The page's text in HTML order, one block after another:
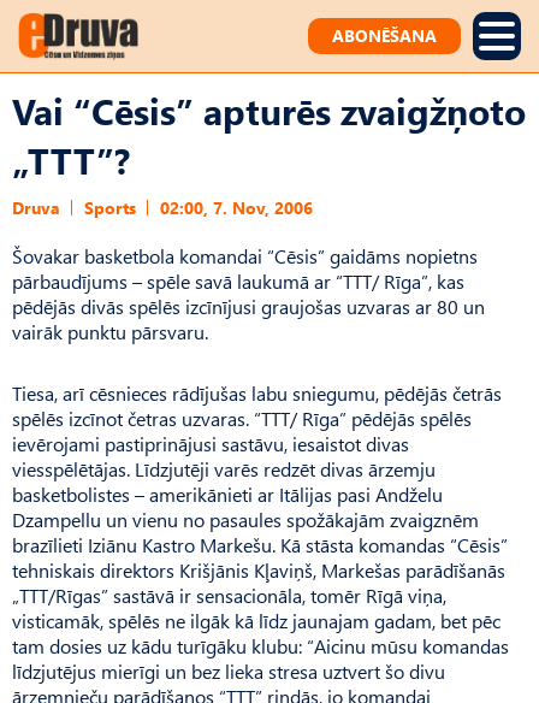
ABONĒŠANA
Vai “Cēsis” apturēs zvaigžņoto
„TTT”?
Druva Sports 02:00, 7. Nov, 2006
Šovakar basketbola komandai “Cēsis” gaidāms nopietns
pārbaudījums – spēle savā laukumā ar “TTT/ Rīga”, kas
pēdējās divās spēlēs izcīnījusi graujošas uzvaras ar 80 un
vairāk punktu pārsvaru.
Tiesa, arī cēsnieces rādījušas labu sniegumu, pēdējās četrās
spēlēs izcīnot četras uzvaras. “TTT/ Rīga” pēdējās spēlēs
ievērojami pastiprinājusi sastāvu, iesaistot divas
viesspēlētājas. Līdzjutēji varēs redzēt divas ārzemju
basketbolistes – amerikānieti ar Itālijas pasi Andželu
Dzampellu un vienu no pasaules spožākajām zvaigznēm
brazīlieti Iziānu Kastro Markešu. Kā stāsta komandas “Cēsis”
tehniskais direktors Krišjānis Kļaviņš, Markešas parādīšanās
„TTT/Rīgas” sastāvā ir sensacionāla, tomēr Rīgā viņa,
visticamāk, spēlēs ne ilgāk kā līdz jaunajam gadam, bet pēc
tam dosies uz kādu turīgāku klubu: “Aicinu mūsu komandas
līdzjutējus mierīgi un bez lieka stresa uztvert šo divu
ārzemnieču parādīšanos “TTT” rindās, jo komandai